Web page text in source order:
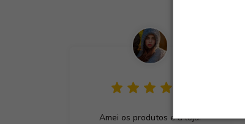
Amei os produtos e a loja.